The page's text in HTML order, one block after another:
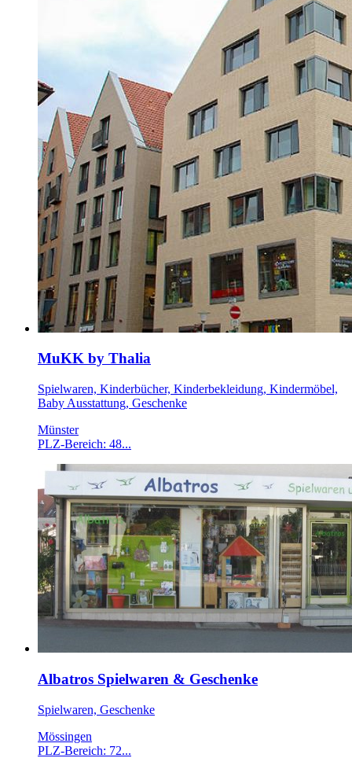
MuKK by Thalia
Spielwaren, Kinderbücher, Kinderbekleidung, Kindermöbel,
Baby Ausstattung, Geschenke
Münster
PLZ-Bereich: 48...
Albatros Spielwaren & Geschenke
Spielwaren, Geschenke
Mössingen
PLZ-Bereich: 72...